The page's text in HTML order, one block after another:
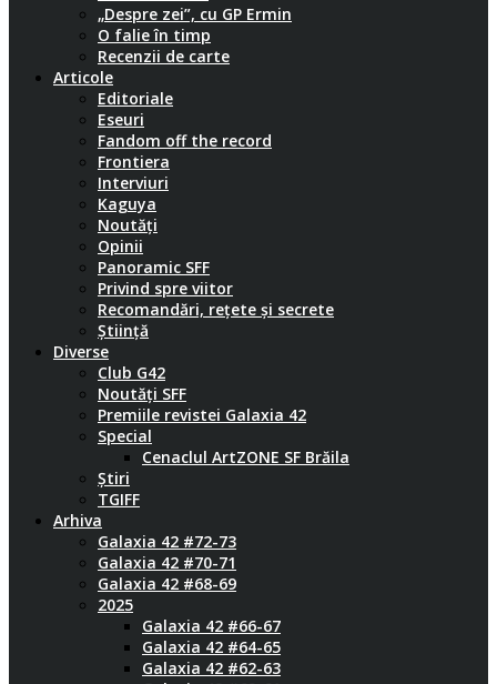
„Despre zei”, cu GP Ermin
O falie în timp
Recenzii de carte
Articole
Editoriale
Eseuri
Fandom off the record
Frontiera
Interviuri
Kaguya
Noutăți
Opinii
Panoramic SFF
Privind spre viitor
Recomandări, rețete și secrete
Știință
Diverse
Club G42
Noutăți SFF
Premiile revistei Galaxia 42
Special
Cenaclul ArtZONE SF Brăila
Știri
TGIFF
Arhiva
Galaxia 42 #72-73
Galaxia 42 #70-71
Galaxia 42 #68-69
2025
Galaxia 42 #66-67
Galaxia 42 #64-65
Galaxia 42 #62-63